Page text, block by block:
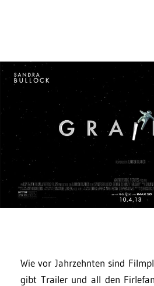
Wie vor Jahrzehnten sind
gibt Trailer und all den